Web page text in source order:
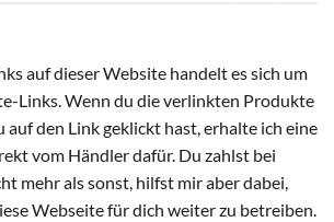
auf dieser Website handelt es sich um
Links. Wenn du die verlinkten Produkte
auf den Link geklickt hast, erhalte ich eine
vom Händler dafür. Du zahlst bei
mehr als sonst, hilfst mir aber dabei,
Webseite für dich weiter zu betreiben.